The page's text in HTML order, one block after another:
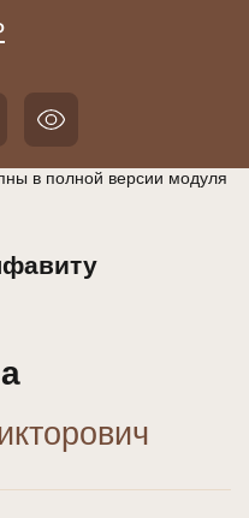
в полной версии модуля